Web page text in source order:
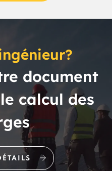
document
calcul des